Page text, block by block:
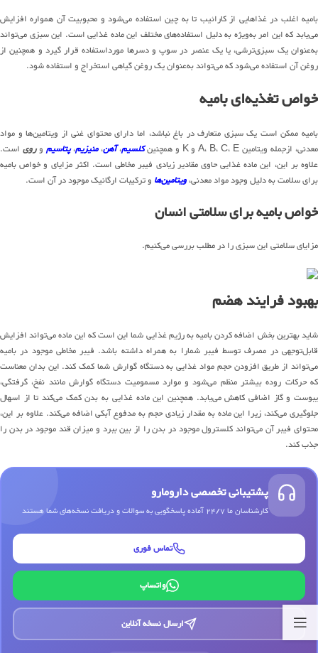
بامیه اغلب در غذاهایی از کارائیب تا به چین استفاده می‌شود و محبوبیت آن همواره افزایش
می‌یابد که این امر به‌ویژه به دلیل استفاده‌های مختلف این ماده غذایی است. این سبزی می‌تواند
به‌عنوان یک سبزی‌ترشی، یا یک عنصر در سوپ و دسرها مورداستفاده قرار گیرد و همچنین از
روغن آن استفاده می‌شود که می‌تواند به‌عنوان یک روغن گیاهی استخراج و استفاده شود.
خواص تغذیه‌ای بامیه
بامیه ممکن است یک سبزی متعارف در باغ نباشد، اما دارای محتوای غنی از ویتامین‌ها و مواد
معدنی، ازجمله ویتامین A، B، C، E و K و همچنین
کلسیم،آهن،منیزیم،پتاسیم وروی است.
علاوه بر این، این ماده غذایی حاوی مقادیر زیادی فیبر مخاطی است. اکثر مزایای و خواص بامیه
برای سلامت به دلیل وجود مواد معدنی،ویتامین‌ها و ترکیبات ارگانیک موجود در آن است.
خواص بامیه برای سلامتی انسان
مزایای سلامتی این سبزی را در مطلب بررسی می‌کنیم.
بهبود فرایند هضم
شاید بهترین بخش اضافه کردن بامیه به رژیم غذایی شما این است که این ماده می‌تواند افزایش
قابل‌توجهی در مصرف توسط فیبر شمارا به همراه داشته باشد. فیبر مخاطی موجود در بامیه
می‌تواند از طریق افزودن حجم مواد غذایی به دستگاه گوارش شما کمک کند. این بدان معناست
که حرکات روده بیشتر منظم می‌شود و موارد مسمومیت دستگاه گوارش مانند نفخ، گرفتگی،
یبوست و گاز اضافی کاهش می‌یابد. همچنین این ماده غذایی به بدن کمک می‌کند تا از اسهال
جلوگیری می‌کند، زیرا این ماده به مقدار زیادی حجم به مدفوع آبکی اضافه می‌کند. علاوه بر این،
محتوای فیبر آن می‌تواند کلسترول موجود در بدن را از بین ببرد و میزان قند موجود در بدن را
جذب کند.
پشتیبانی تخصصی دارومارو
کارشناسان ما 24/7 آماده پاسخگویی به سوالات و دریافت نسخه‌های شما هستند
تماس فوری
واتساپ
ارسال نسخه آنلاین